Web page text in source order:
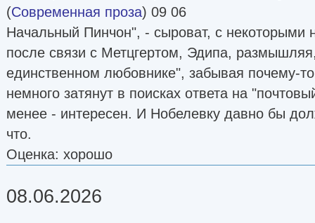
(Современная проза) 09 06
Начальный Пинчон", - сыроват, с некоторыми
после связи с Метцгертом, Эдипа,
единственном любовнике", забывая почему-
немного затянут в поисках ответа на
менее - интересен. И Нобелевку давно бы
что.
Оценка: хорошо
08.06.2026